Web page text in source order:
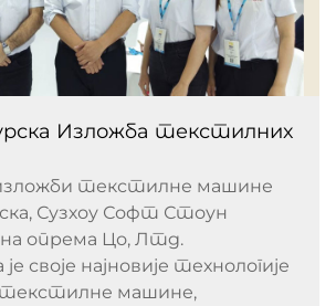
Изложба текстилних
текстилне машине
Сузхоу Софт Стоун
опрема Цо, Лтд.
своје најновије технологије
машине,